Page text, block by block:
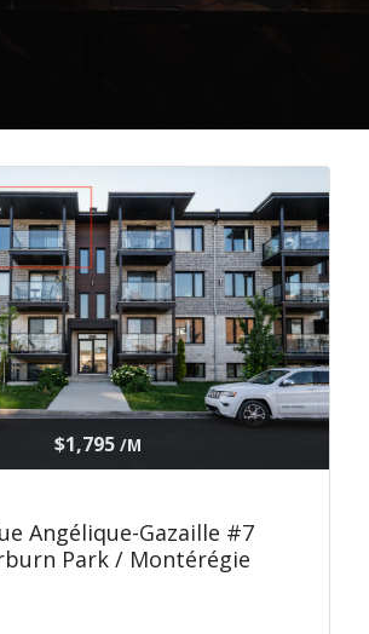
$1,795 /M
Angélique-Gazaille #7
Park / Montérégie